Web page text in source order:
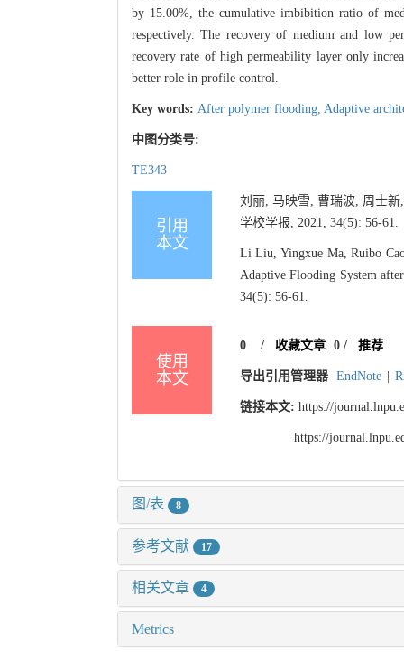
by 15.00%, the cumulative imbibition ratio of
respectively. The recovery of medium and low
recovery rate of high permeability layer only
better role in profile control.
Key words: After polymer flooding, Adaptive
中图分类号:
TE343
引用
本文
刘丽, 马映雪, 曹瑞波, 周士
学校学报, 2021, 34(5): 56-61.
Li Liu, Yingxue Ma, Ruibo
Adaptive Flooding System
34(5): 56-61.
使用
本文
0/ 收藏文章 0 /推荐
导出引用管理器 EndNote
链接本文: https://
https://
图/表 8
参考文献 17
相关文章 4
Metrics